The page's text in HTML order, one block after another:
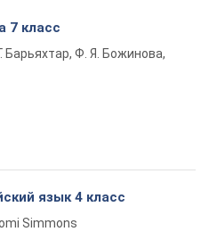
7 класс
Барьяхтар, Ф. Я. Божинова,
язык 4 класс
Simmons